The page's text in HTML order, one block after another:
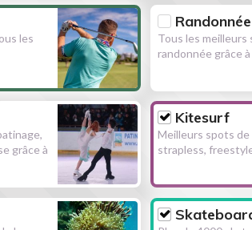
les
Randonnée
Tous les meilleurs
randonnée grâce
grâce à
Kitesurf
Meilleurs spots
strapless,